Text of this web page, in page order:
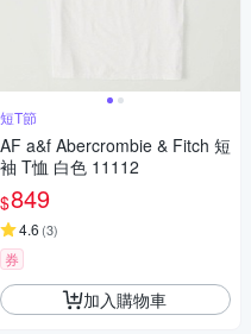
短T節
AF a&f Abercrombie & Fitch 短
袖 T恤 白色 11112
$849
4.6 (3)
券
加入購物車